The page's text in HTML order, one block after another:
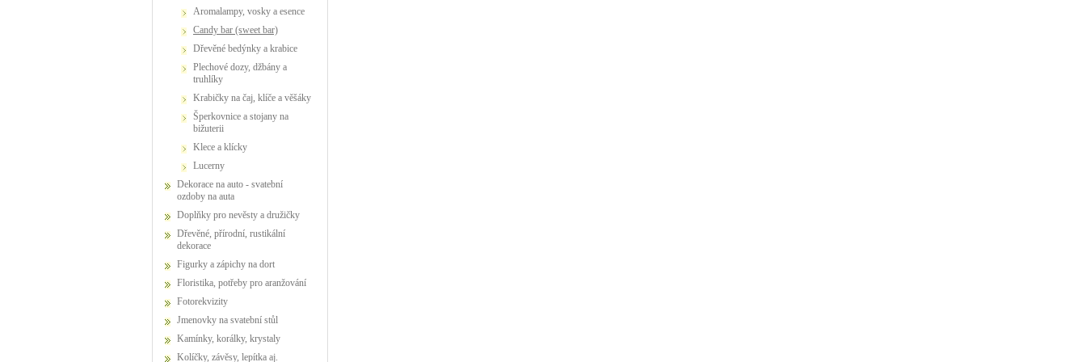
Aromalampy, vosky a esence
Candy bar (sweet bar)
Dřevěné bedýnky a krabice
Plechové dozy, džbány a
truhlíky
Krabičky na čaj, klíče a věšáky
Šperkovnice a stojany na
bižuterii
Klece a klícky
Lucerny
Dekorace na auto - svatební
ozdoby na auta
Doplňky pro nevěsty a družičky
Dřevěné, přírodní, rustikální
dekorace
Figurky a zápichy na dort
Floristika, potřeby pro aranžování
Fotorekvizity
Jmenovky na svatební stůl
Kamínky, korálky, krystaly
Kolíčky, závěsy, lepítka aj.